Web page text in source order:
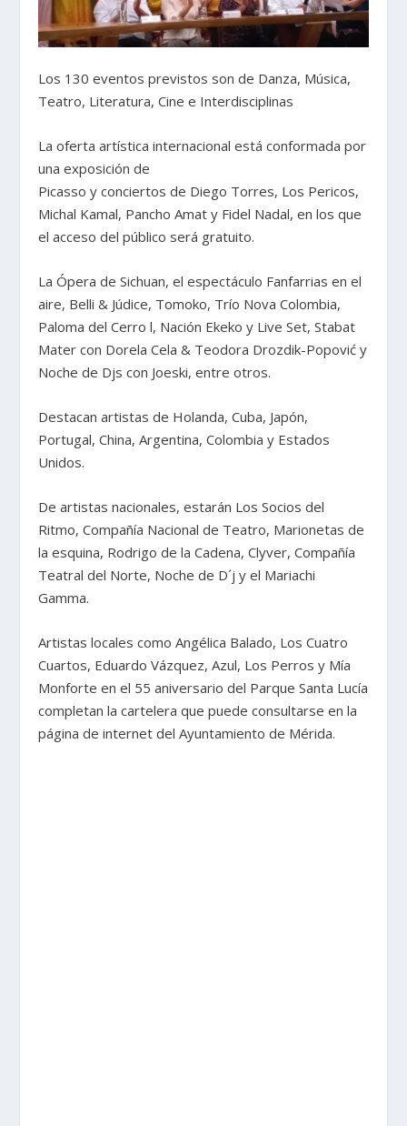
Los 130 eventos previstos son de Danza, Música,
Teatro, Literatura, Cine e Interdisciplinas
La oferta artística internacional está conformada por
una exposición de
Picasso y conciertos de Diego Torres, Los Pericos,
Michal Kamal, Pancho Amat y Fidel Nadal, en los que
el acceso del público será gratuito.
La Ópera de Sichuan, el espectáculo Fanfarrias en el
aire, Belli & Júdice, Tomoko, Trío Nova Colombia,
Paloma del Cerro l, Nación Ekeko y Live Set, Stabat
Mater con Dorela Cela & Teodora Drozdik-Popović y
Noche de Djs con Joeski, entre otros.
Destacan artistas de Holanda, Cuba, Japón,
Portugal, China, Argentina, Colombia y Estados
Unidos.
De artistas nacionales, estarán Los Socios del
Ritmo, Compañía Nacional de Teatro, Marionetas de
la esquina, Rodrigo de la Cadena, Clyver, Compañía
Teatral del Norte, Noche de D´j y el Mariachi
Gamma.
Artistas locales como Angélica Balado, Los Cuatro
Cuartos, Eduardo Vázquez, Azul, Los Perros y Mía
Monforte en el 55 aniversario del Parque Santa Lucía
completan la cartelera que puede consultarse en la
página de internet del Ayuntamiento de Mérida.